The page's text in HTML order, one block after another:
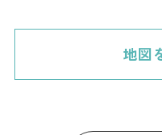
地図